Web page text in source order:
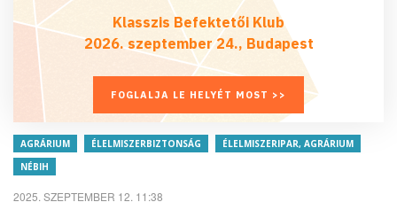
Klasszis Befektetői Klub
2026. szeptember 24., Budapest
FOGLALJA LE HELYÉT MOST >>
AGRÁRIUM ÉLELMISZERBIZTONSÁG
ÉLELMISZERIPAR, AGRÁRIUM
NÉBIH
2025. SZEPTEMBER 12. 11:38